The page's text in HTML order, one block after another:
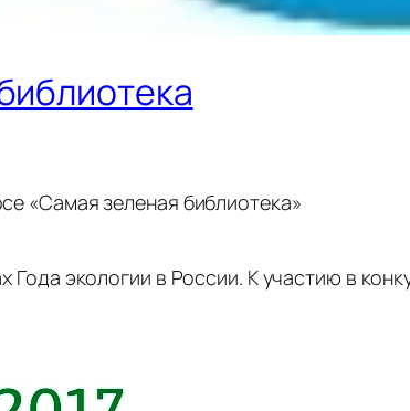
«Самая зеленая библиотека»
Года экологии в России. К участию в